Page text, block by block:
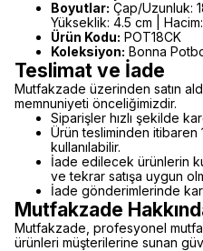
Boyutlar: Çap/Uzunluk:
Yükseklik: 4.5 cm |
Ürün Kodu: POT18CK
Koleksiyon: Bonna
Teslimat ve İade
Mutfakzade üzerinden satın
memnuniyeti önceliğimizdir.
Siparişler hızlı şekilde
Ürün tesliminden itibaren
kullanılabilir.
İade edilecek ürünlerin
ve tekrar satışa uygun
İade gönderimlerinde
Mutfakzade
Mutfakzade, profesyonel
ürünleri müşterilerine sunan